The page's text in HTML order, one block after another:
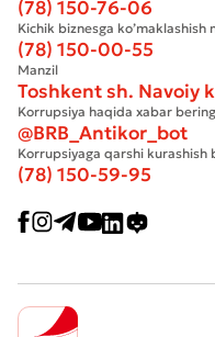
(78) 150-76-06
Kichik biznesga
(78) 150-00-55
Manzil
Toshkent sh. Navoiy
Korrupsiya haqida xabar bering
@BRB_Antikor_bot
Korrupsiyaga qarshi kurashish
(78) 150-59-95